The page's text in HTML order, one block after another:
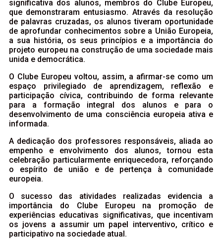
significativa dos alunos, membros do Clube Europeu,
que demonstraram entusiasmo. Através da resolução
de palavras cruzadas, os alunos tiveram oportunidade
de aprofundar conhecimentos sobre a União Europeia,
a sua história, os seus princípios e a importância do
projeto europeu na construção de uma sociedade mais
unida e democrática.
O Clube Europeu voltou, assim, a afirmar-se como um
espaço privilegiado de aprendizagem, reflexão e
participação cívica, contribuindo de forma relevante
para a formação integral dos alunos e para o
desenvolvimento de uma consciência europeia ativa e
informada.
A dedicação dos professores responsáveis, aliada ao
empenho e envolvimento dos alunos, tornou esta
celebração particularmente enriquecedora, reforçando
o espírito de união e de pertença à comunidade
europeia.
O sucesso das atividades realizadas evidencia a
importância do Clube Europeu na promoção de
experiências educativas significativas, que incentivam
os jovens a assumir um papel interventivo, crítico e
participativo na sociedade atual.